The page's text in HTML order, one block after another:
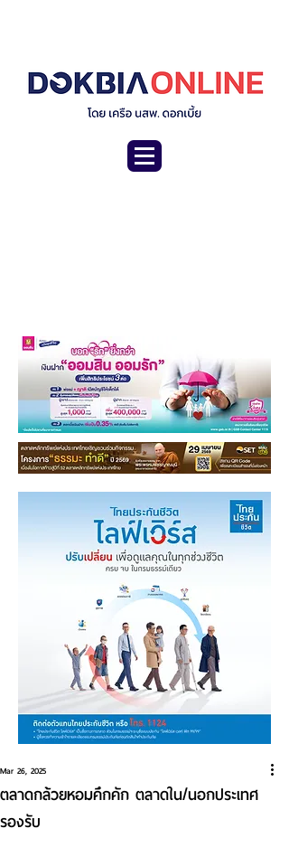
ตลาดกล้วยหอมคึกคัก ตลาดใน/นอกประเทศ
รองรับ
Mar 26, 2025